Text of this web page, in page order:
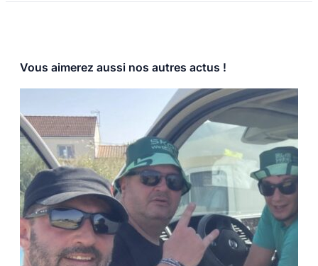
Vous aimerez aussi nos autres actus !